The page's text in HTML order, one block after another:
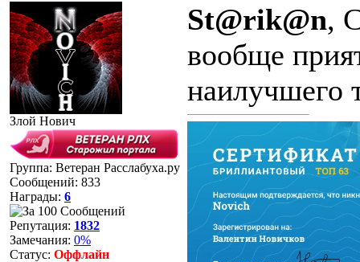
Злой Нович
Группа: Ветеран Расслабуха.ру
Сообщений: 833
Награды: 6
Репутация: 1832
Замечания: 0%
Статус: Оффлайн
St@rik@n,
вообще
наилучшего